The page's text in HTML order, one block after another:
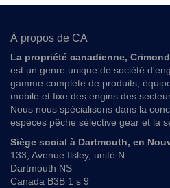
À propos de CA
La propriété canadienne,
est un genre unique de société
gamme complète de produits,
mobile et fixe des engins des
Nous nous spécialisons dans la
espèces pêche sélective gear et la
Siège social à Dartmouth, en
133, Avenue Ilsley, unité N
Dartmouth NS
Canada B3B 1 s 9